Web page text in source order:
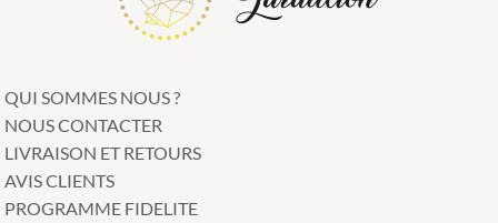
QUI SOMMES NOUS ?
NOUS CONTACTER
LIVRAISON ET RETOURS
AVIS CLIENTS
PROGRAMME FIDELITE